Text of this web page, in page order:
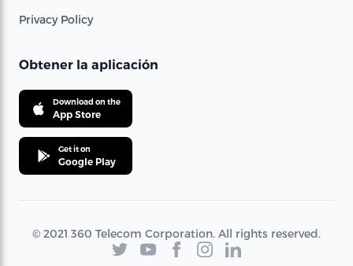
Privacy Policy
Obtener la aplicación
Download on the
App Store
Get it on
Google Play
© 2021 360 Telecom Corporation. All rights reserved.